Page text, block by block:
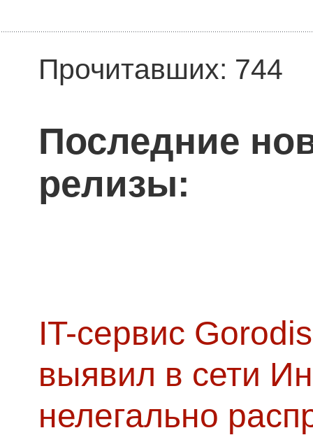
Прочитавших: 744
Последние
релизы:
IT-сервис
выявил в сети
нелегально